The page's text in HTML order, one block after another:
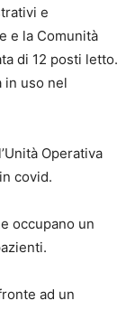
e
e la Comunità
di 12 posti letto.
in uso nel
Operativa
covid.
occupano un
ad un